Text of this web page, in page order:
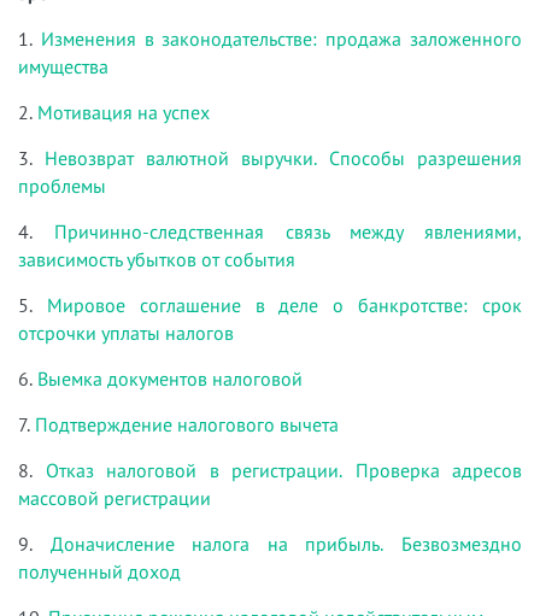
1. Изменения в законодательстве: продажа заложенного
имущества
2. Мотивация на успех
3. Невозврат валютной выручки. Способы разрешения
проблемы
4. Причинно-следственная связь между явлениями,
зависимость убытков от события
5. Мировое соглашение в деле о банкротстве: срок
отсрочки уплаты налогов
6. Выемка документов налоговой
7. Подтверждение налогового вычета
8. Отказ налоговой в регистрации. Проверка адресов
массовой регистрации
9. Доначисление налога на прибыль. Безвозмездно
полученный доход